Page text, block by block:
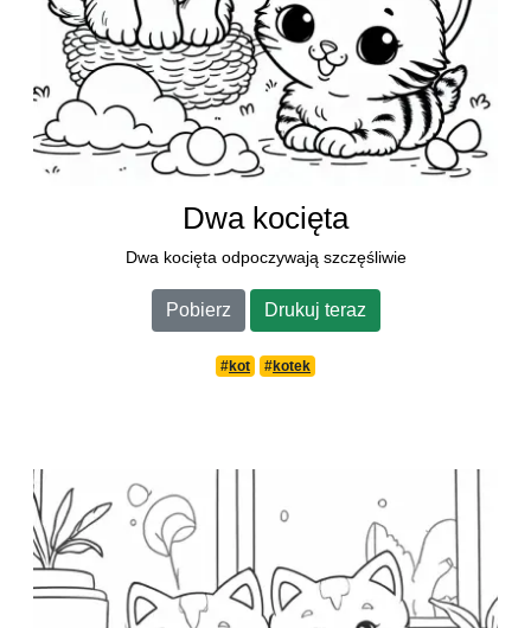
Dwa kocięta
Dwa kocięta odpoczywają szczęśliwie
Pobierz Drukuj teraz
#kot #kotek